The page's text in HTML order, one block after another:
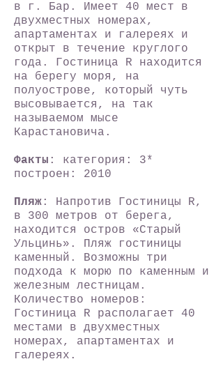
в г. Бар. Имеет 40 мест в
двухместных номерах,
апартаментах и галереях и
открыт в течение круглого
года. Гостиница R находится
на берегу моря, на
полуострове, который чуть
высовывается, на так
называемом мысе
Карастановича.
Факты : категория: 3*
построен: 2010
Пляж : Напротив Гостиницы R,
в 300 метров от берега,
находится остров «Старый
Ульцинь». Пляж гостиницы
каменный. Возможны три
подхода к морю по каменным и
железным лестницам.
Количество номеров:
Гостиница R располагает 40
местами в двухместных
номерах, апартаментах и
галереях.